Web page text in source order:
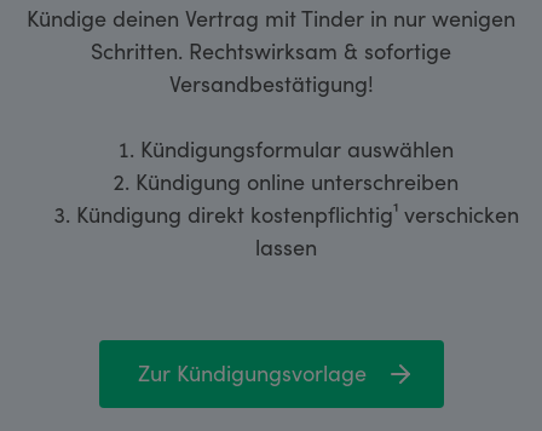
Kündige deinen Vertrag mit Tinder in nur wenigen
Schritten. Rechtswirksam & sofortige
Versandbestätigung!
Kündigungsformular auswählen
Kündigung online unterschreiben
Kündigung direkt kostenpflichtig¹ verschicken
lassen
Zur Kündigungsvorlage